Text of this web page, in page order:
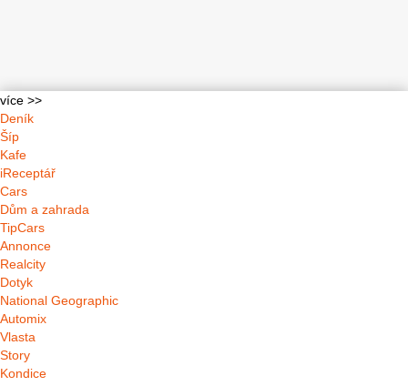
více >>
Deník
Šíp
Kafe
iReceptář
Cars
Dům a zahrada
TipCars
Annonce
Realcity
Dotyk
National Geographic
Automix
Vlasta
Story
Kondice